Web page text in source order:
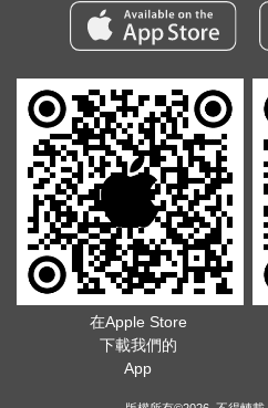
在Apple Store
下載我們的
App